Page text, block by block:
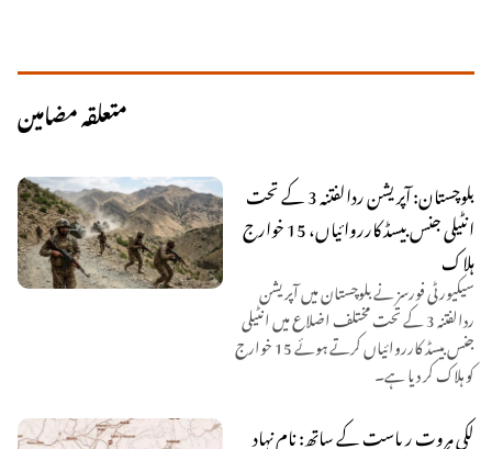
متعلقہ مضامین
بلوچستان: آپریشن ردالفتنہ 3 کے تحت
انٹیلی جنس بیسڈ کارروائیاں، 15 خوارج
ہلاک
سیکیورٹی فورسز نے بلوچستان میں آپریشن
ردالفتنہ 3 کے تحت مختلف اضلاع میں انٹیلی
جنس بیسڈ کارروائیاں کرتے ہوئے 15 خوارج
کو ہلاک کر دیا ہے۔
لکی مروت ریاست کے ساتھ: نام نہاد